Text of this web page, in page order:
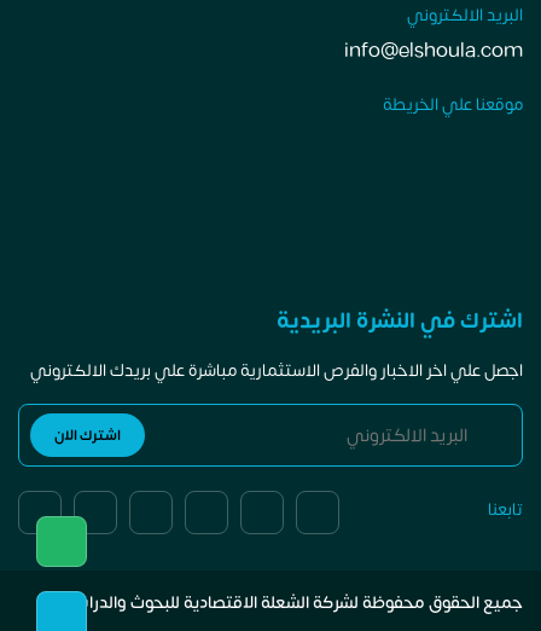
البريد الالكتروني
info@elshoula.com
موقعنا علي الخريطة
اشترك في النشرة البريدية
اجصل علي اخر الاخبار والفرص الاستثمارية مباشرة علي بريدك الالكتروني
تابعنا
جميع الحقوق محفوظة لشركة الشعلة الاقتصادية للبحوث والدراسات.